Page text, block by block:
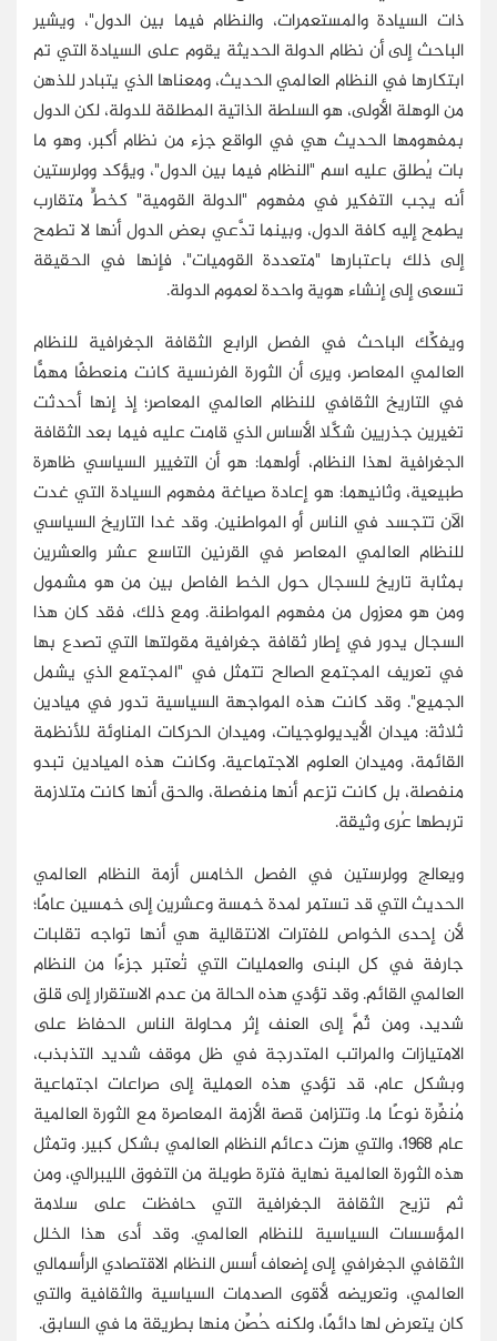
ذات السيادة والمستعمرات، والنظام فيما بين الدول"، ويشير
الباحث إلى أن نظام الدولة الحديثة يقوم على السيادة التي تم
ابتكارها في النظام العالمي الحديث، ومعناها الذي يتبادر للذهن
من الوهلة الأولى، هو السلطة الذاتية المطلقة للدولة، لكن الدول
بمفهومها الحديث هي في الواقع جزء من نظام أكبر، وهو ما
بات يُطلق عليه اسم "النظام فيما بين الدول"، ويؤكد وولرستين
أنه يجب التفكير في مفهوم "الدولة القومية" كخطٍّ متقارب
يطمح إليه كافة الدول، وبينما تدَّعي بعض الدول أنها لا تطمح
إلى ذلك باعتبارها "متعددة القوميات"، فإنها في الحقيقة
تسعى إلى إنشاء هوية واحدة لعموم الدولة.
ويفكِّك الباحث في الفصل الرابع الثقافة الجغرافية للنظام
العالمي المعاصر، ويرى أن الثورة الفرنسية كانت منعطفًا مهمًّا
في التاريخ الثقافي للنظام العالمي المعاصر؛ إذ إنها أحدثت
تغيرين جذريين شكَّلا الأساس الذي قامت عليه فيما بعد الثقافة
الجغرافية لهذا النظام، أولهما: هو أن التغيير السياسي ظاهرة
طبيعية، وثانيهما: هو إعادة صياغة مفهوم السيادة التي غدت
الآن تتجسد في الناس أو المواطنين. وقد غدا التاريخ السياسي
للنظام العالمي المعاصر في القرنين التاسع عشر والعشرين
بمثابة تاريخ للسجال حول الخط الفاصل بين من هو مشمول
ومن هو معزول من مفهوم المواطنة. ومع ذلك، فقد كان هذا
السجال يدور في إطار ثقافة جغرافية مقولتها التي تصدع بها
في تعريف المجتمع الصالح تتمثل في "المجتمع الذي يشمل
الجميع". وقد كانت هذه المواجهة السياسية تدور في ميادين
ثلاثة: ميدان الأيديولوجيات، وميدان الحركات المناوئة للأنظمة
القائمة، وميدان العلوم الاجتماعية. وكانت هذه الميادين تبدو
منفصلة، بل كانت تزعم أنها منفصلة، والحق أنها كانت متلازمة
تربطها عُرى وثيقة.
ويعالج وولرستين في الفصل الخامس أزمة النظام العالمي
الحديث التي قد تستمر لمدة خمسة وعشرين إلى خمسين عامًا؛
لأن إحدى الخواص للفترات الانتقالية هي أنها تواجه تقلبات
جارفة في كل البنى والعمليات التي تُعتبر جزءًا من النظام
العالمي القائم. وقد تؤدي هذه الحالة من عدم الاستقرار إلى قلق
شديد، ومن ثَمَّ إلى العنف إثر محاولة الناس الحفاظ على
الامتيازات والمراتب المتدرجة في ظل موقف شديد التذبذب،
وبشكل عام، قد تؤدي هذه العملية إلى صراعات اجتماعية
مُنفِّرة نوعًا ما. وتتزامن قصة الأزمة المعاصرة مع الثورة العالمية
عام 1968، والتي هزت دعائم النظام العالمي بشكل كبير. وتمثل
هذه الثورة العالمية نهاية فترة طويلة من التفوق الليبرالي، ومن
ثم تزيح الثقافة الجغرافية التي حافظت على سلامة
المؤسسات السياسية للنظام العالمي. وقد أدى هذا الخلل
الثقافي الجغرافي إلى إضعاف أسس النظام الاقتصادي الرأسمالي
العالمي، وتعريضه لأقوى الصدمات السياسية والثقافية والتي
كان يتعرض لها دائمًا، ولكنه حُصِّن منها بطريقة ما في السابق.